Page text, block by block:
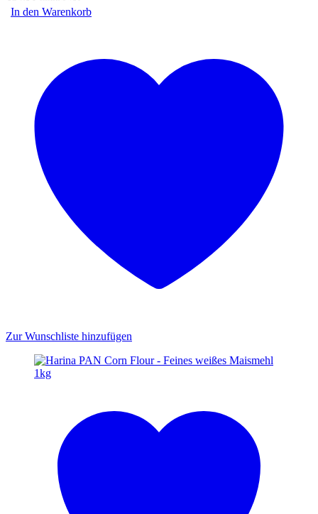
In den Warenkorb
Zur Wunschliste hinzufügen